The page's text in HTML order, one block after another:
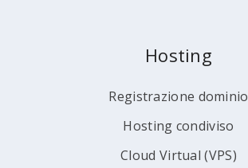
Hosting
Registrazione dominio
Hosting condiviso
Cloud Virtual (VPS)